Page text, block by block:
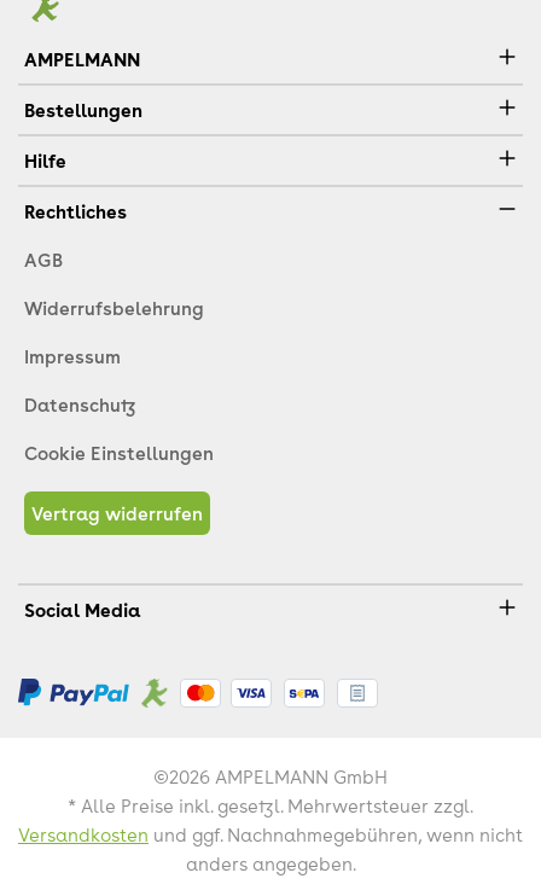
AMPELMANN
Bestellungen
Hilfe
Rechtliches
AGB
Widerrufsbelehrung
Impressum
Datenschutz
Cookie Einstellungen
Vertrag widerrufen
Social Media
©2026 AMPELMANN GmbH
* Alle Preise inkl. gesetzl. Mehrwertsteuer zzgl.
Versandkosten und ggf. Nachnahmegebühren, wenn nicht
anders angegeben.